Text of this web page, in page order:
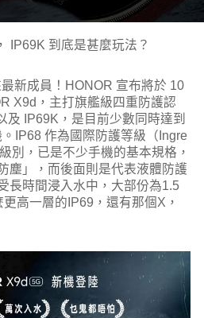
IP69K 到底是甚麼玩法？
新成員！HONOR 宣布將於 10
X9d，主打旗艦級四重防護認
及 IP69K，是目前少數同時達到
IP68 作為國際防護等級（Ingre
別，已是不少手機的基本規格，
塵」，而後面則是代表液體防護
長時間浸入水中，大部份為1.5
高一層的IP69，還有那個X，